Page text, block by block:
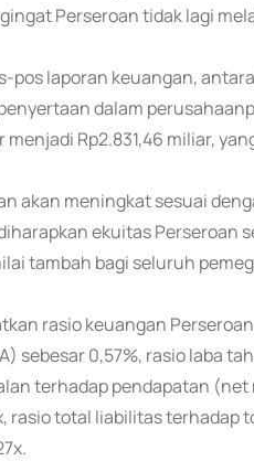
Perseroan tidak lagi
pos laporan keuangan,
dalam
Rp2.831,46 miliar,
akan meningkat sesuai
ekuitas Perseroan
tambah bagi seluruh
rasio keuangan
sebesar 0,57%, rasio laba
terhadap pendapatan
rasio total liabilitas terhadap